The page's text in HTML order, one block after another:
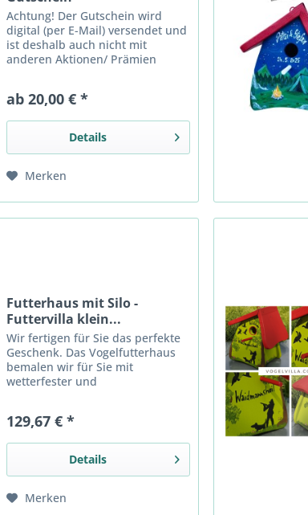
Achtung! Der Gutschein wird
digital (per E-Mail) versendet und
ist deshalb auch nicht mit
anderen Aktionen/ Prämien
ab 20,00 € *
Details
Merken
Futterhaus mit Silo -
Futtervilla klein...
Wir fertigen für Sie das perfekte
Geschenk. Das Vogelfutterhaus
bemalen wir für Sie mit
wetterfester und
alle Familienmitglieder, die sich
129,67 € *
Details
Merken